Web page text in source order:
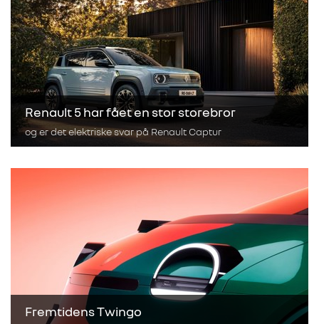
Renault 5 har fået en stor storebror
og er det elektriske svar på Renault Captur
Fremtidens Twingo